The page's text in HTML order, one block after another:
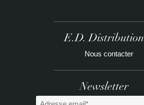
E.D. Distribution
Nous contacter
Newsletter